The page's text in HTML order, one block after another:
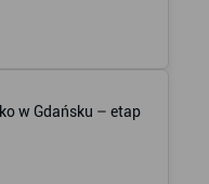
w Gdańsku – etap